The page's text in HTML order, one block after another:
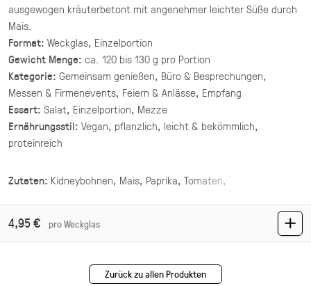
ausgewogen kräuterbetont mit angenehmer leichter Süße durch
Mais.
Format: Weckglas, Einzelportion
Gewicht Menge: ca. 120 bis 130 g pro Portion
Kategorie: Gemeinsam genießen, Büro & Besprechungen,
Messen & Firmenevents, Feiern & Anlässe, Empfang
Essart: Salat, Einzelportion, Mezze
Ernährungsstil: Vegan, pflanzlich, leicht & bekömmlich,
proteinreich
Zutaten: Kidneybohnen, Mais, Paprika, Tomaten,
Pfeffer
4,95 € pro Weckglas
Zurück zu allen Produkten
Asiatische Brokkoli Platte
gegrillter Brokkoli und Champignons in
asiatischer Marinade mit Sesam und Ingwer.
34,90 € für 1 ×
(inkl. MwSt.)
Mezze Mix Deluxe
vier Hummus Variationen mit Toppings ·
Mezze & Dip
vegan vegetarisch